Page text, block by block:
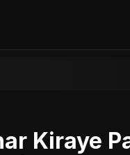
Kiraye